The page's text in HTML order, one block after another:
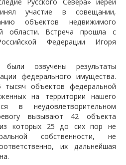
участие в совещании,
объектов недвижимого
области. Встреча прошла с
Федерации Игоря
озвучены результаты
федерального имущества.
объектов федеральной
на территории нашего
в неудовлетворительном
вызывают 42 объекта
из которых 25 до сих пор не
собственности, не
их дальнейшая